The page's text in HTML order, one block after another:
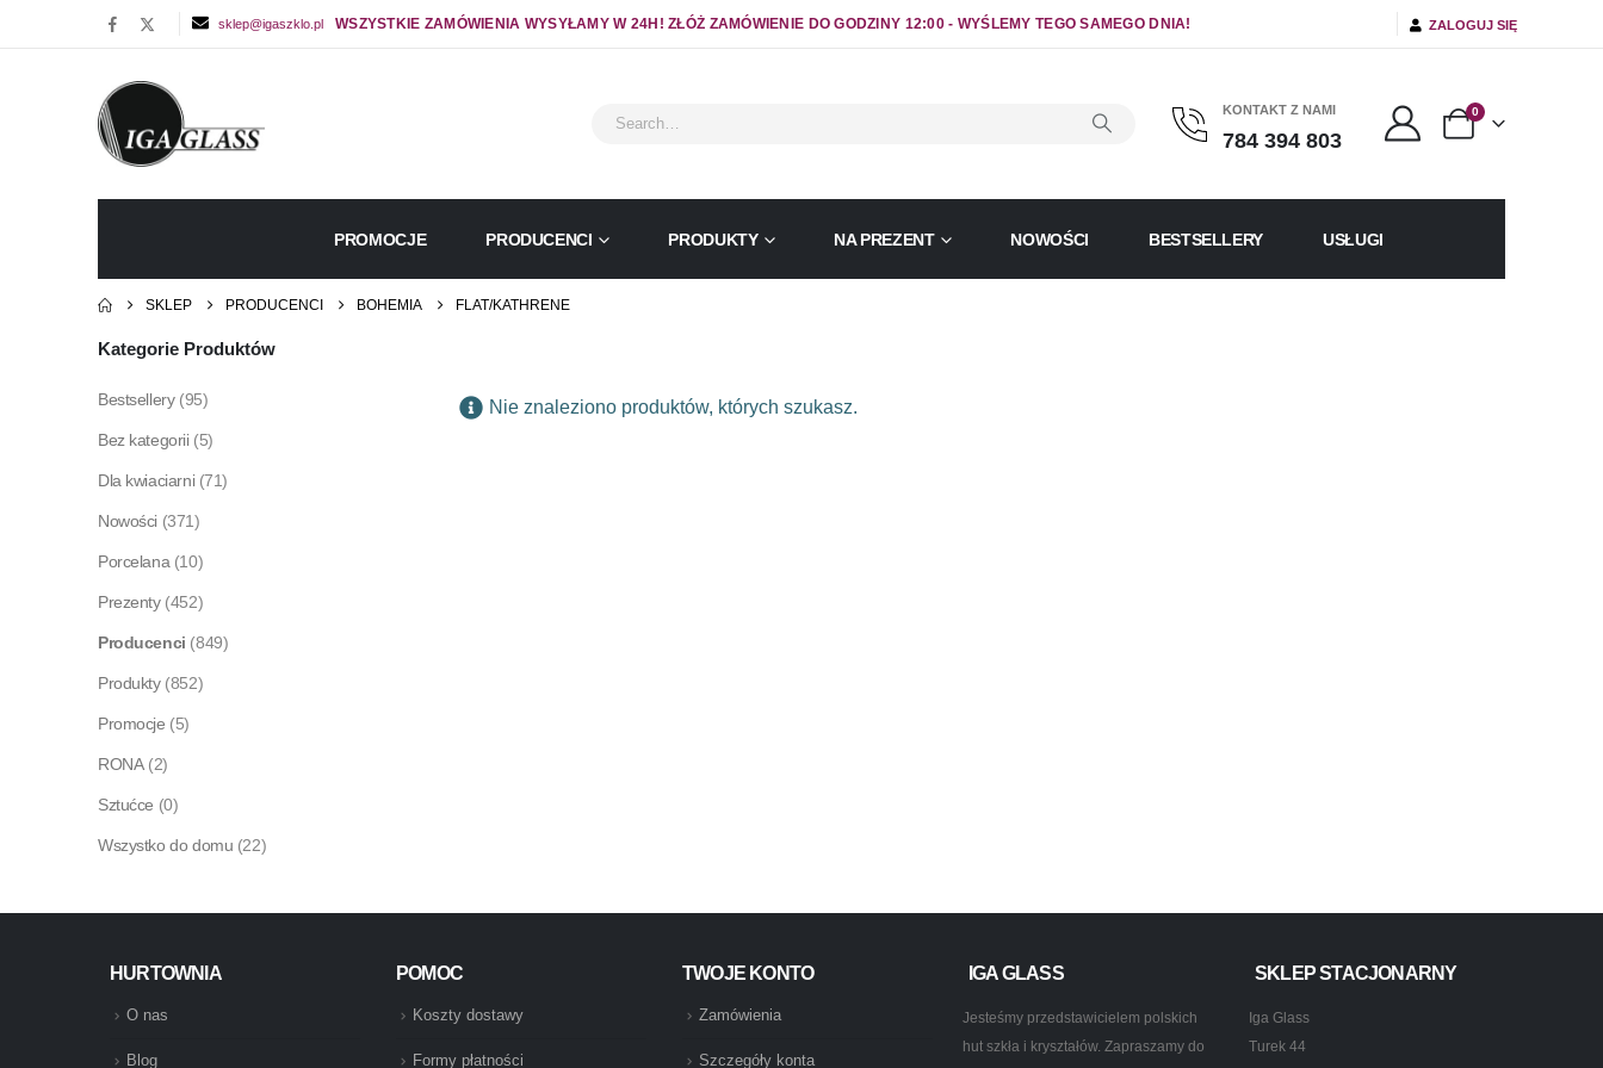
sklep@igaszklo.pl WSZYSTKIE ZAMÓWIENIA WYSYŁAMY W 24H! ZŁÓŻ ZAMÓWIENIE DO GODZINY 12:00 - WYŚLEMY TEGO SAMEGO DNIA! ZALOGUJ SIĘ
KONTAKT Z NAMI
784 394 803
0
PROMOCJE PRODUCENCI PRODUKTY NA PREZENT NOWOŚCI BESTSELLERY USŁUGI
SKLEP PRODUCENCI BOHEMIA FLAT/KATHRENE
Nie znaleziono produktów, których szukasz.
Kategorie Produktów
Bestsellery (95)
Bez kategorii (5)
Dla kwiaciarni (71)
Nowości (371)
Porcelana (10)
Prezenty (452)
Producenci (849)
Produkty (852)
Promocje (5)
RONA (2)
Sztućce (0)
Wszystko do domu (22)
HURTOWNIA
O nas
Blog
POMOC
Koszty dostawy
Formy płatności
TWOJE KONTO
Zamówienia
Szczegóły konta
IGA GLASS
Jesteśmy przedstawicielem polskich
hut szkła i kryształów. Zapraszamy do
SKLEP STACJONARNY
Iga Glass
Turek 44